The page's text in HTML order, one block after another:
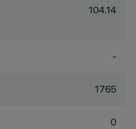
104.14
-
1765
0